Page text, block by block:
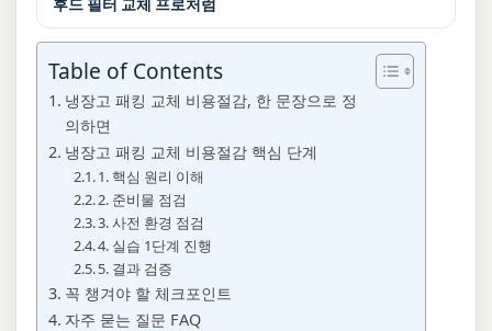
후드 필터 교체 프로처럼
Table of Contents
냉장고 패킹 교체 비용절감, 한 문장으로 정
의하면
냉장고 패킹 교체 비용절감 핵심 단계
1. 핵심 원리 이해
2. 준비물 점검
3. 사전 환경 점검
4. 실습 1단계 진행
5. 결과 검증
꼭 챙겨야 할 체크포인트
자주 묻는 질문 FAQ